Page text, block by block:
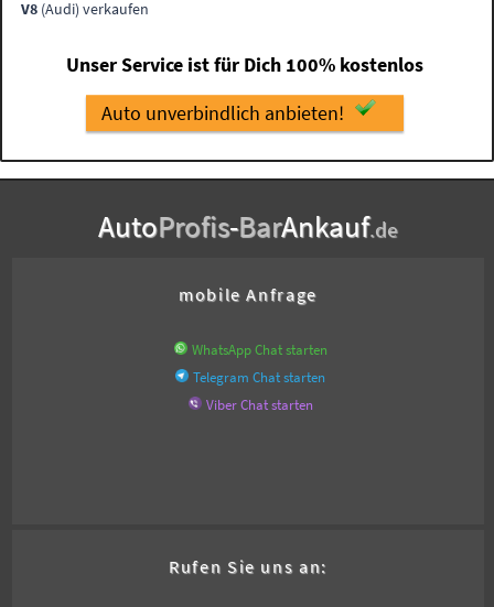
V8 (Audi) verkaufen
Unser Service ist für Dich 100% kostenlos
Auto unverbindlich anbieten!
AutoProfis-BarAnkauf.de
mobile Anfrage
WhatsApp Chat starten
Telegram Chat starten
Viber Chat starten
Rufen Sie uns an: